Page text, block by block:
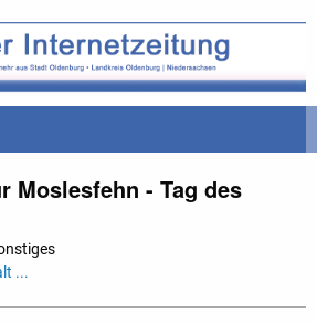
Moslesfehn - Tag des
...